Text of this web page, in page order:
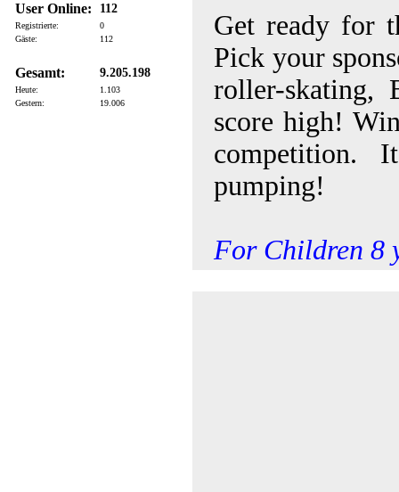
User Online: 112
Registrierte:
0
Gäste:
112
Gesamt: 9.205.198
Heute:
1.103
Gestern:
19.006
Get ready for
Pick your
roller-skating,
score high!
competition.
pumping!
For Children 8